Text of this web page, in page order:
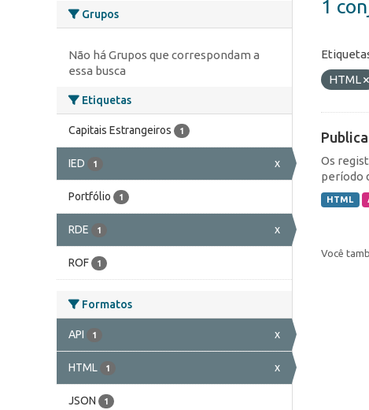
Grupos
Não há Grupos que correspondam a
essa busca
Etiquetas
Capitais Estrangeiros 1
IED 1 x
Portfólio 1
RDE 1 x
ROF 1
Formatos
API 1 x
HTML 1 x
JSON 1
1
HTML
Os
período
HTML
Você